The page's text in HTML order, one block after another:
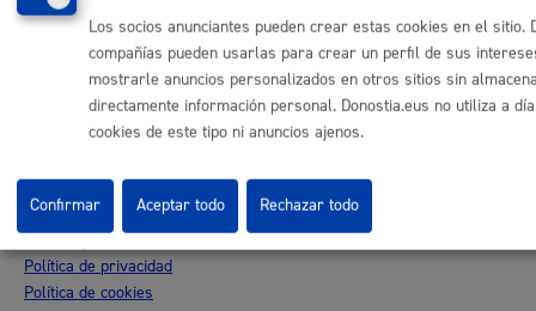
Síguenos en redes sociales
© Donostiako Udala - Ayuntamiento de Donostia / San Sebastián
Ijentea 1, 20003 Donostia / San Sebastián
Aviso legal
Política de privacidad
Política de cookies
Los socios anunciantes pueden crear estas cookies en el sitio.
compañías pueden usarlas para crear un perfil de sus
mostrarle anuncios personalizados en otros sitios sin
directamente información personal. Donostia.eus no utiliza a
cookies de este tipo ni anuncios ajenos.
Rechazar todo
Confirmar Aceptar todo